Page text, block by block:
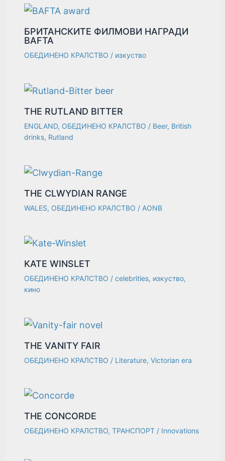
БРИТАНСКИТЕ ФИЛМОВИ НАГРАДИ
BAFTA
ОБЕДИНЕНО КРАЛСТВО / изкуство
THE RUTLAND BITTER
ENGLAND, ОБЕДИНЕНО КРАЛСТВО / Beer, British
drinks, Rutland
THE CLWYDIAN RANGE
WALES, ОБЕДИНЕНО КРАЛСТВО / AONB
KATE WINSLET
ОБЕДИНЕНО КРАЛСТВО /celebrities, изкуство,
кино
THE VANITY FAIR
ОБЕДИНЕНО КРАЛСТВО / Literature,Victorian era
THE CONCORDE
ОБЕДИНЕНО КРАЛСТВО,ТРАНСПОРТ / Innovations